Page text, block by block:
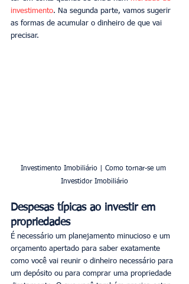
investimento. Na segunda parte, vamos sugerir
as formas de acumular o dinheiro de que vai
precisar.
Investimento Imobiliário | Como tornar-se um
Investidor Imobiliário
Despesas típicas ao investir em
propriedades
É necessário um planejamento minucioso e um
orçamento apertado para saber exatamente
como você vai reunir o dinheiro necessário para
um depósito ou para comprar uma propriedade